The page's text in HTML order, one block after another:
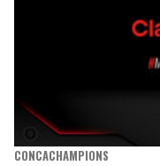
CONCACHAMPIONS